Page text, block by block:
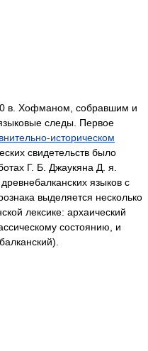
в. Хофманом, собравшим и
следы. Первое
историческом
свидетельств было
Г. Б. Джаукяна Д. я.
языков с
выделяется несколько
лексике: архаический
состоянию, и